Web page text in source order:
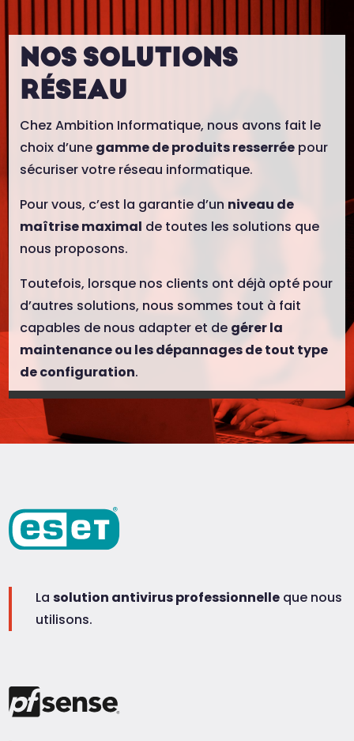
NOS SOLUTIONS
RÉSEAU
Chez Ambition Informatique, nous avons fait le
choix d’une gamme de produits resserréepour
sécuriser votre réseau informatique.
Pour vous, c’est la garantie d’un niveau de
maîtrise maximal de toutes les solutions que
nous proposons.
Toutefois, lorsque nos clients ont déjà opté pour
d’autres solutions, nous sommes tout à fait
capables de nous adapter et de gérer la
maintenance ou les dépannages de tout type
de configuration.
Lasolution antivirus professionnelle que nous
utilisons.